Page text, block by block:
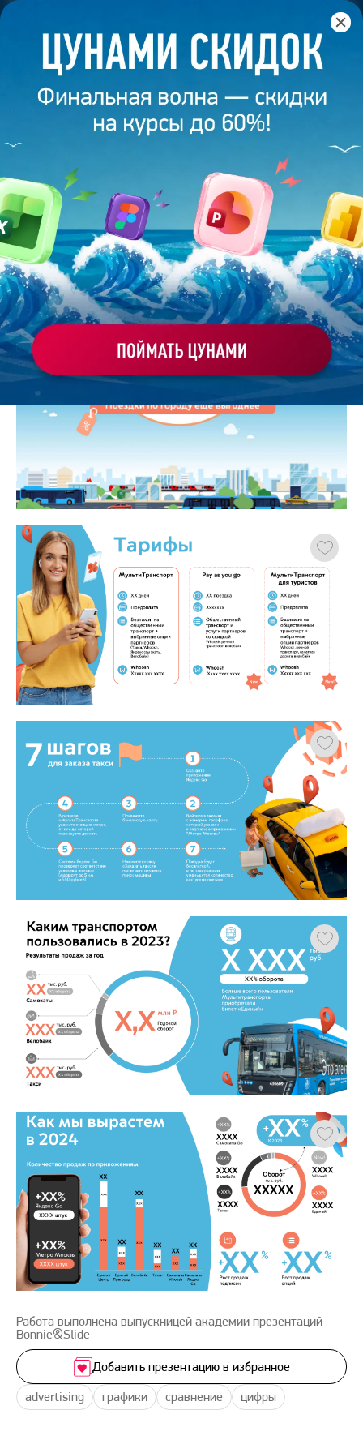
Главная /Банк слайдов / Презентация 377 – Полина
ПРЕЗЕНТАЦИЯ 377 - ПОЛИНА
ПЕТРОВА
Моё избранное
Работа
студента
ХОЧУ ЗАКАЗАТЬ ТАКУЮ ПРЕЗЕНТАЦИЮ
Работа выполнена выпускницей академии презентаций
Bonnie&Slide
advertising графики сравнение цифры
Добавить презентацию в избранное